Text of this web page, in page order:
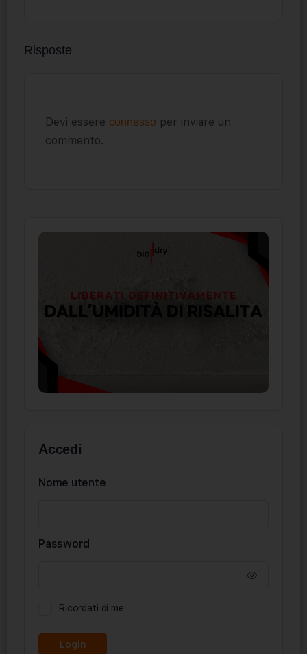
Risposte
Devi essere connesso per inviare un
commento.
Accedi
Nome utente
Password
Ricordati di me